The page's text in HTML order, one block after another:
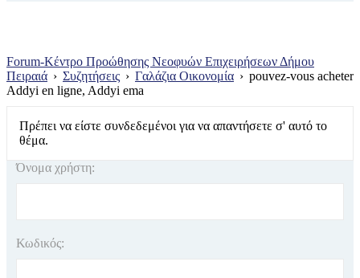
Forum-Κέντρο Προώθησης Νεοφυών Επιχειρήσεων Δήμου
Πειραιά › Συζητήσεις › Γαλάζια Οικονομία › pouvez-vous acheter
Addyi en ligne, Addyi ema
Πρέπει να είστε συνδεδεμένοι για να απαντήσετε σ' αυτό το
θέμα.
Όνομα χρήστη:
Κωδικός: